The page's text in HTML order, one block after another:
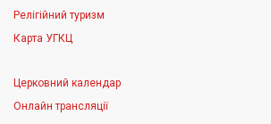
Релігійний туризм
Карта УГКЦ
Церковний календар
Онлайн трансляції